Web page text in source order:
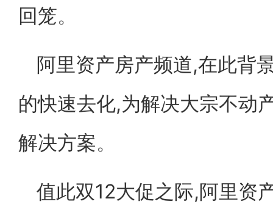
回笼。
阿里资产房产频道,在此背
的快速去化,为解决大宗不动
解决方案。
值此双12大促之际,阿里资